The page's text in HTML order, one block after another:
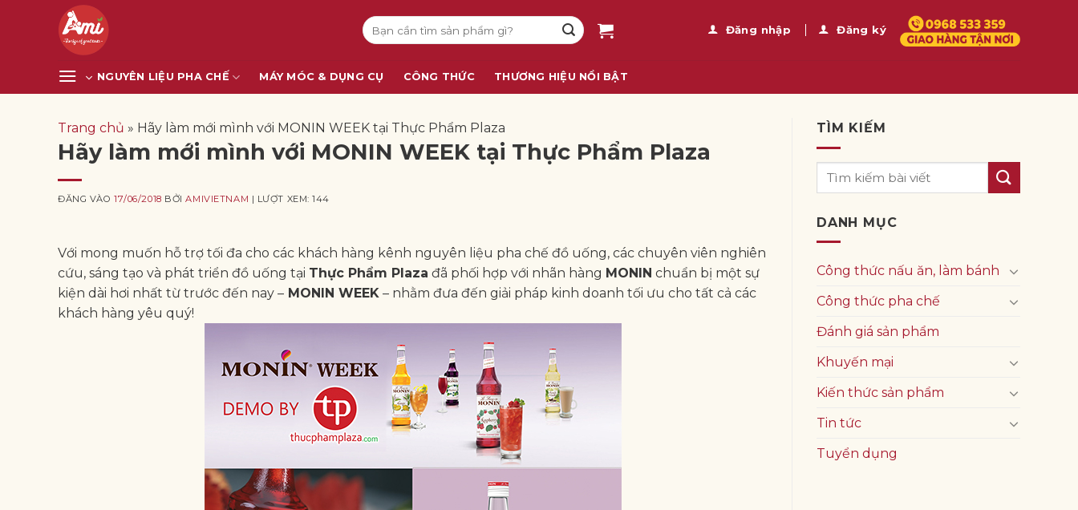
Tìm
kiếm:
Đăng nhập Đăng ký
NGUYÊN LIỆU PHA CHẾ MÁY MÓC & DỤNG CỤ CÔNG THỨC THƯƠNG HIỆU NỔI BẬT
Trang chủ » Hãy làm mới mình với MONIN WEEK tại Thực Phẩm Plaza
Hãy làm mới mình với MONIN WEEK tại Thực Phẩm Plaza
ĐĂNG VÀO17/06/2018 BỞIAMIVIETNAM | LƯỢT XEM: 144
Với mong muốn hỗ trợ tối đa cho các khách hàng kênh nguyên liệu pha chế đồ uống, các chuyên viên nghiên
cứu, sáng tạo và phát triển đồ uống tại Thực Phẩm Plaza đã phối hợp với nhãn hàng MONIN chuẩn bị một sự
kiện dài hơi nhất từ trước đến nay – MONIN WEEK – nhằm đưa đến giải pháp kinh doanh tối ưu cho tất cả các
khách hàng yêu quý!
TÌM KIẾM
DANH MỤC
Công thức nấu ăn, làm bánh
Công thức pha chế
Đánh giá sản phẩm
Khuyến mại
Kiến thức sản phẩm
Tin tức
Tuyển dụng